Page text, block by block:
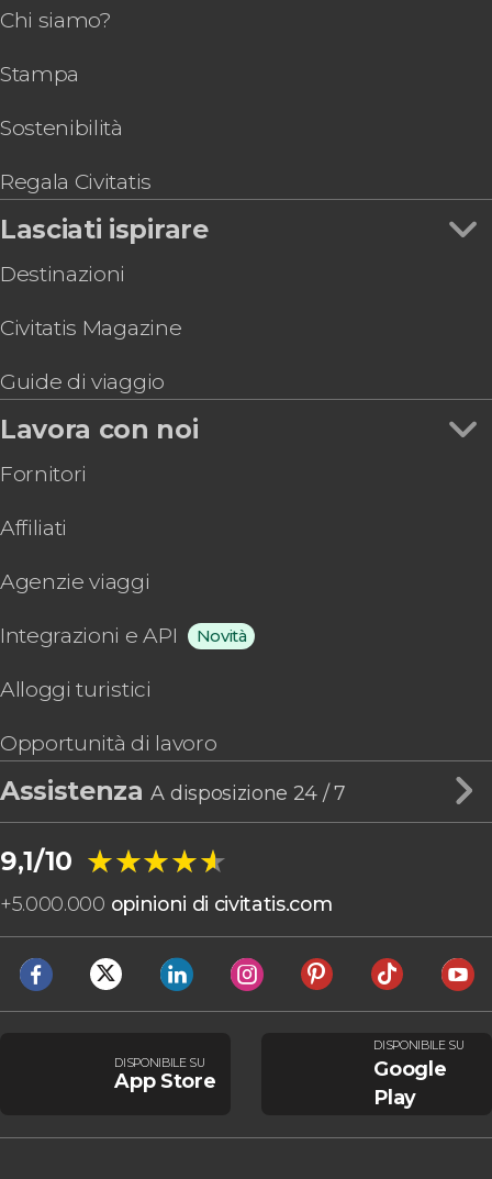
Chi siamo?
Stampa
Sostenibilità
Regala Civitatis
Lasciati ispirare
Destinazioni
Civitatis Magazine
Guide di viaggio
Lavora con noi
Fornitori
Affiliati
Agenzie viaggi
Integrazioni e API Novità
Alloggi turistici
Opportunità di lavoro
AssistenzaA disposizione 24 / 7
9,1/10 ★★★★★
★★★★★
+5.000.000 opinioni di civitatis.com
DISPONIBILE SU
App Store
DISPONIBILE SU
Google
Play